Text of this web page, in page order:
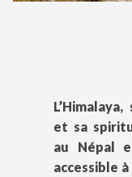
et sa
au Népal
accessible